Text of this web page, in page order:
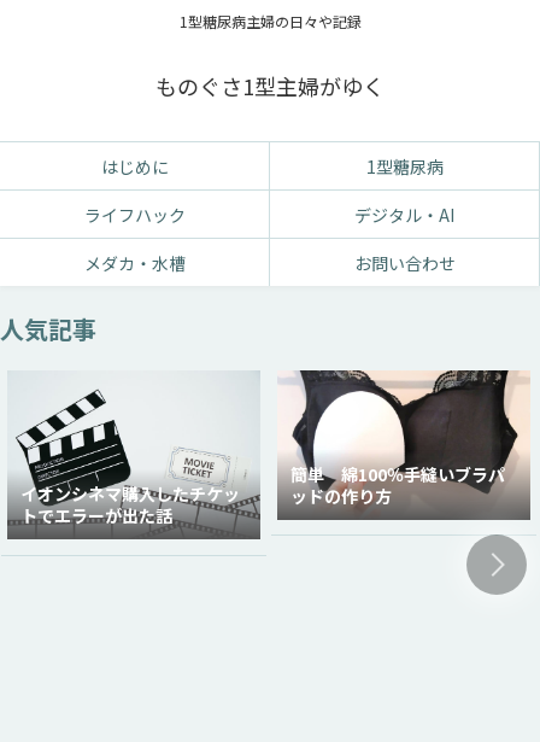
1型糖尿病主婦の日々や記録
ものぐさ1型主婦がゆく
はじめに
1型糖尿病
ライフハック
デジタル・AI
メダカ・水槽
お問い合わせ
人気記事
イオンシネマ購入したチケッ
トでエラーが出た話
簡単 綿100％手縫いブラパ
ッドの作り方